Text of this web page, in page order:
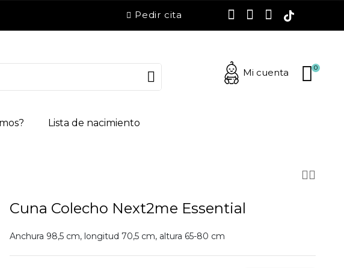
Pedir cita
Lista de nacimiento
Mi cuenta 0
Cuna Colecho Next2me Essential
Anchura 98,5 cm, longitud 70,5 cm, altura 65-80 cm